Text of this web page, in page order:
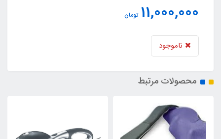
11,000,000 تومان
ناموجود
محصولات مرتبط